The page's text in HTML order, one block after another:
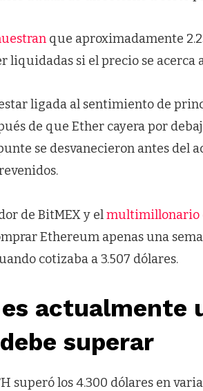
que aproximadamente
liquidadas si el precio se acerca
ligada al sentimiento de
de que Ether cayera por
se desvanecieron antes del
de BitMEX y elmultimillonario
Ethereum apenas una
cotizaba a 3.507 dólares.
actualmente
superar
superó los 4.300 dólares en